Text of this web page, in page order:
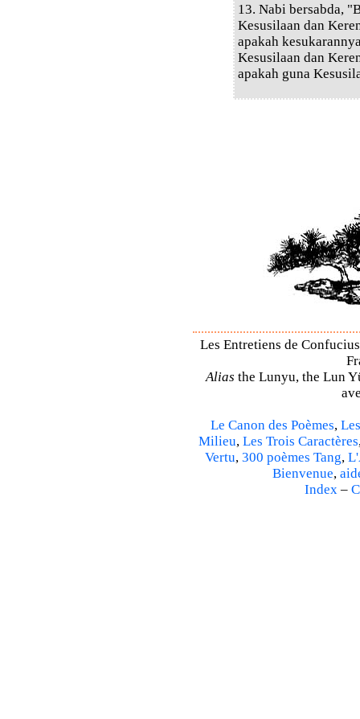
13. Nabi bersabda,
Kesusilaan dan
apakah
Kesusilaan dan
apakah guna
Les Entretiens de
Alias the Lunyu, the Lun
Le Canon des Poèmes,
Milieu, Les Trois Caractères
Vertu, 300 poèmes Tang,
Bienvenue,
Index –